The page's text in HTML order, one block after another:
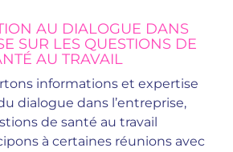
AU DIALOGUE DANS
SUR LES QUESTIONS DE
AU TRAVAIL
informations et expertise
dialogue dans l’entreprise,
de santé au travail
à certaines réunions avec